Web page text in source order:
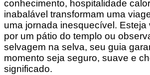
conhecimento, hospitalidade
inabalável transformam uma
uma jornada inesquecível. Esteja
por um pátio do templo ou
selvagem na selva, seu guia
momento seja seguro, suave e
significado.